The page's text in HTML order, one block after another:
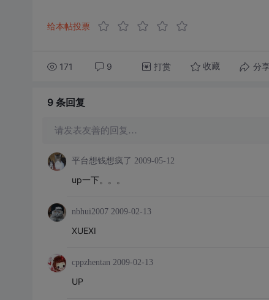
给本帖投票
171 9 打赏 收藏 分享
9 条回复
请发表友善的回复…
平台想钱想疯了 2009-05-12
up一下。。。
nbhui2007 2009-02-13
XUEXI
cppzhentan 2009-02-13
UP